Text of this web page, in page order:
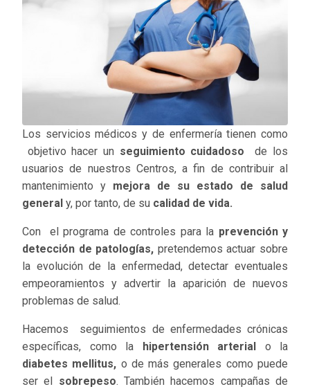
Los servicios médicos y de enfermería tienen como
objetivo hacer un seguimiento cuidadoso
de los
usuarios de nuestros Centros, a fin de contribuir al
mantenimiento y mejora de su estado de salud
general y, por tanto, de su calidad de vida.
Con el programa de controles para la prevención y
detección de patologías, pretendemos actuar sobre
la evolución de la enfermedad, detectar eventuales
empeoramientos y advertir la aparición de nuevos
problemas de salud.
Hacemos seguimientos de enfermedades crónicas
específicas, como la hipertensión arterial o la
diabetes mellitus, o de más generales como puede
ser el sobrepeso. También hacemos campañas de